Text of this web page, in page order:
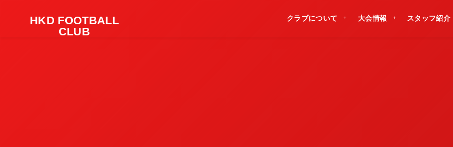
HKD FOOTBALL
CLUB
クラブについて 大会情報 スタッフ紹介